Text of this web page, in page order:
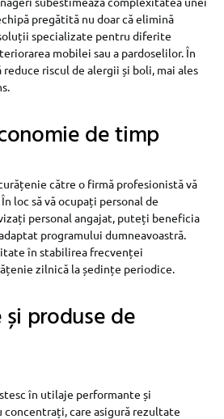
pregătită nu doar că elimină
specializate pentru diferite
mobilei sau a pardoselilor. În
riscul de alergii și boli, mai ales
de timp
către o firmă profesionistă vă
loc să vă ocupați personal de
personal angajat, puteți beneficia
programului dumneavoastră.
în stabilirea frecvenței
zilnică la ședințe periodice.
produse de
în utilaje performante și
care asigură rezultate